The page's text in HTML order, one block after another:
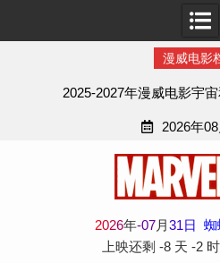
漫威电影
2025-2027年漫威电影宇
2026年
2026年-07月31日
蜘
上映还剩 -8 天 -2 时